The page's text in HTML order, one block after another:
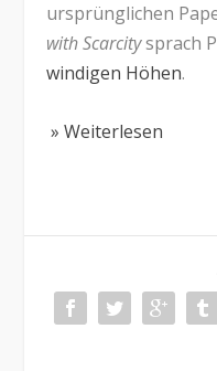
ursprünglichen
with Scarcitysprach
windigen Höhen.
» Weiterlesen